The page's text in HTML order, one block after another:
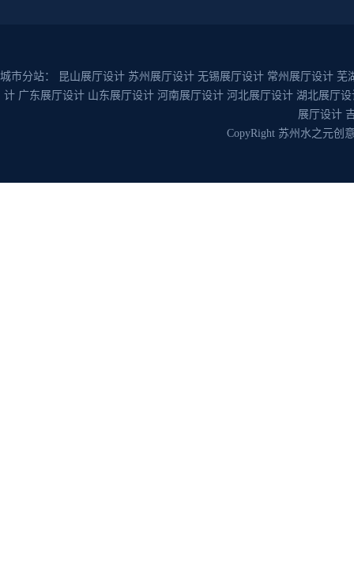
城市分站： 昆山展厅设计 苏州展厅设计 无锡展厅设计 常州展厅设计 芜
计 广东展厅设计 山东展厅设计 河南展厅设计 河北展厅设计 湖北展厅设
展厅设计
CopyRight 苏州水之元创